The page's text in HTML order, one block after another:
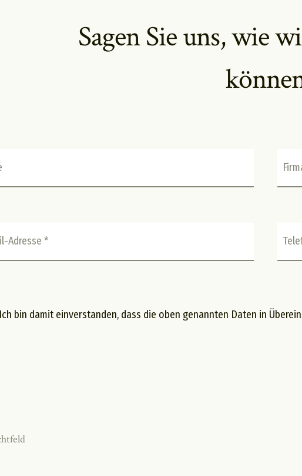
Sagen Sie uns, wie
Adresse *
Ich bin damit einverstanden, dass die oben genannten Daten in